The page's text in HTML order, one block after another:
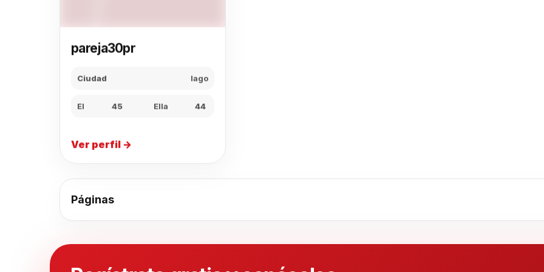
pareja30pr
Ciudad lago
El 45 Ella 44
Ver perfil →
Páginas